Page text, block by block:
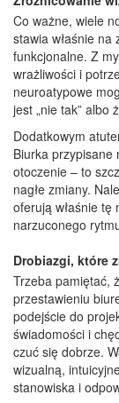
Co ważne, wiele
stawia właśnie
funkcjonalne. Z
wrażliwości i
neuroatypowe
jest „nie tak” albo
Dodatkowym
Biurka przypisane
otoczenie – to
nagłe zmiany.
oferują właśnie
narzuconego
Drobiazgi, które
Trzeba pamiętać,
przestawieniu
podejście do
świadomości i
czuć się dobrze.
wizualną,
stanowiska i